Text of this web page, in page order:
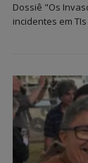
Dossiê "Os
incidentes em